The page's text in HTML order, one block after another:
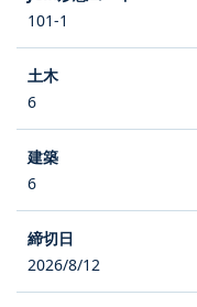
101-1
6
6
2026/8/12